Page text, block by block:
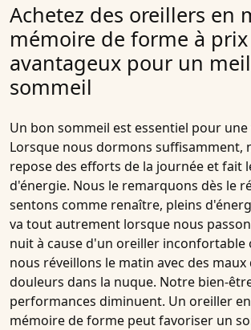
Achetez des oreillers en
mémoire de forme à prix
avantageux pour un
sommeil
Un bon sommeil est essentiel pour une
Lorsque nous dormons suffisamment,
repose des efforts de la journée et fait
d'énergie. Nous le remarquons dès le
sentons comme renaître, pleins
va tout autrement lorsque nous
nuit à cause d'un oreiller inconfortable
nous réveillons le matin avec des maux
douleurs dans la nuque. Notre bien-
performances diminuent. Un oreiller
mémoire de forme peut favoriser un